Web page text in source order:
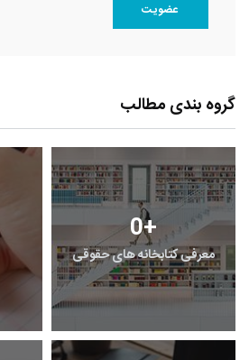
عضویت
گروه بندی مطالب
0+
معرفی کتابخانه های حقوقی